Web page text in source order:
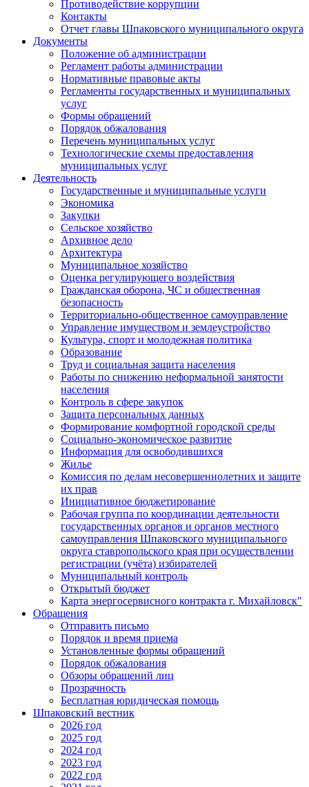
Противодействие коррупции
Контакты
Отчет главы Шпаковского муниципального округа
Документы
Положение об администрации
Регламент работы администрации
Нормативные правовые акты
Регламенты государственных и муниципальных
услуг
Формы обращений
Порядок обжалования
Перечень муниципальных услуг
Технологические схемы предоставления
муниципальных услуг
Деятельность
Государственные и муниципальные услуги
Экономика
Закупки
Сельское хозяйство
Архивное дело
Архитектура
Муниципальное хозяйство
Оценка регулирующего воздействия
Гражданская оборона, ЧС и общественная
безопасность
Территориально-общественное самоуправление
Управление имуществом и землеустройство
Культура, спорт и молодежная политика
Образование
Труд и социальная защита населения
Работы по снижению неформальной занятости
населения
Контроль в сфере закупок
Защита персональных данных
Формирование комфортной городской среды
Социально-экономическое развитие
Информация для освободившихся
Жилье
Комиссия по делам несовершеннолетних и защите
их прав
Инициативное бюджетирование
Рабочая группа по координации деятельности
государственных органов и органов местного
самоуправления Шпаковского муниципального
округа ставропольского края при осуществлении
регистрации (учёта) избирателей
Муниципальный контроль
Открытый бюджет
Карта энергосервисного контракта г. Михайловск"
Обращения
Отправить письмо
Порядок и время приема
Установленные формы обращений
Порядок обжалования
Обзоры обращений лиц
Прозрачность
Бесплатная юридическая помощь
Шпаковский вестник
2026 год
2025 год
2024 год
2023 год
2022 год